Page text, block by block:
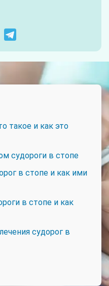
такое и как это
судороги в стопе
в стопе и как ими
в стопе и как
судорог в